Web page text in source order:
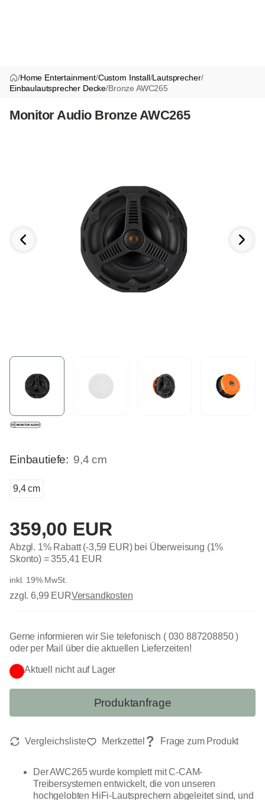
/Home Entertainment/Custom Install/Lautsprecher/
Einbaulautsprecher Decke/Bronze AWC265
Monitor Audio Bronze AWC265
Der AWC265 wurde komplett mit C-CAM-
Treibersystemen entwickelt, die von unseren
hochgelobten HiFi-Lautsprechern abgeleitet sind, und
Einbautiefe: 9,4 cm
9,4 cm
359,00 EUR
Abzgl. 1% Rabatt (-3,59 EUR) bei Überweisung (1%
Skonto) =355,41 EUR
inkl. 19% MwSt.
zzgl. 6,99 EURVersandkosten
Aktuell nicht auf Lager
Gerne informieren wir Sie telefonisch ( 030 887208850 )
oder per Mail über die aktuellen Lieferzeiten!
Produktanfrage